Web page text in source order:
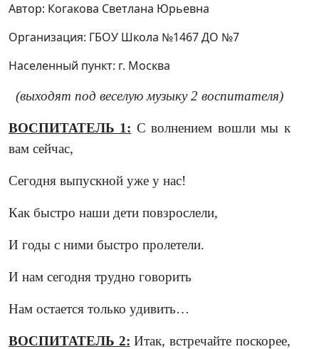
Автор: Когакова Светлана Юрьевна
Организация: ГБОУ Школа №1467 ДО №7
Населенный пункт: г. Москва
(выходят под веселую музыку 2 воспитателя)
ВОСПИТАТЕЛЬ 1: С волнением вошли мы к
вам сейчас,
Сегодня выпускной уже у нас!
Как быстро наши дети повзрослели,
И годы с ними быстро пролетели.
И нам сегодня трудно говорить
Нам остается только удивить…
ВОСПИТАТЕЛЬ 2: Итак, встречайте поскорее,